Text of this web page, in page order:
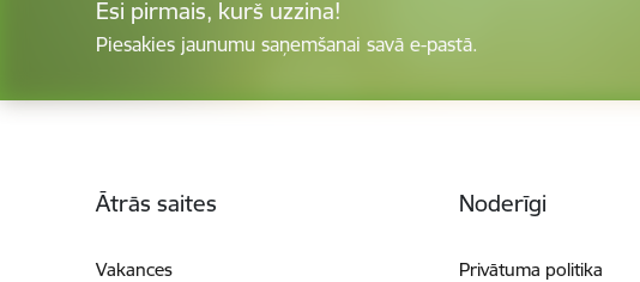
Esi pirmais, kurš uzzina!
Piesakies jaunumu saņemšanai savā e-pastā.
Ātrās saites
Vakances
Noderīgi
Privātuma politika